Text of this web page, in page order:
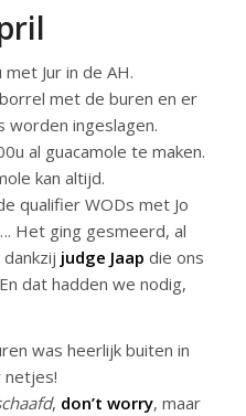
Jur in de AH.
met de buren en er
worden ingeslagen.
al guacamole te maken.
kan altijd.
qualifier WODs met Jo
Het ging gesmeerd, al
judge Jaap die ons
dat hadden we nodig,
was heerlijk buiten in
netjes!
, don’t worry, maar